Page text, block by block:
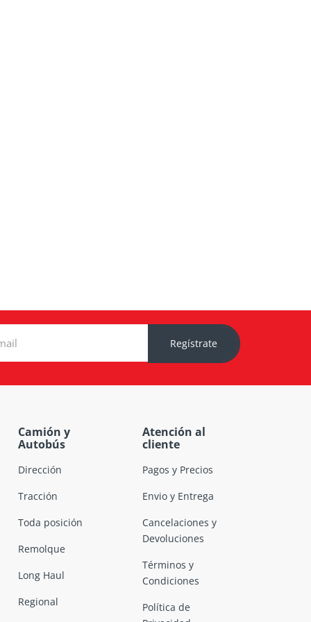
Regístrate
Camión y
Autobús
Dirección
Tracción
Toda posición
Remolque
Long Haul
Regional
Atención al
cliente
Pagos y Precios
Envio y Entrega
Cancelaciones y
Devoluciones
Términos y
Condiciones
Política de